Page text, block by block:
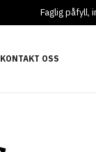
Faglig påfyll,
KONTAKT OSS